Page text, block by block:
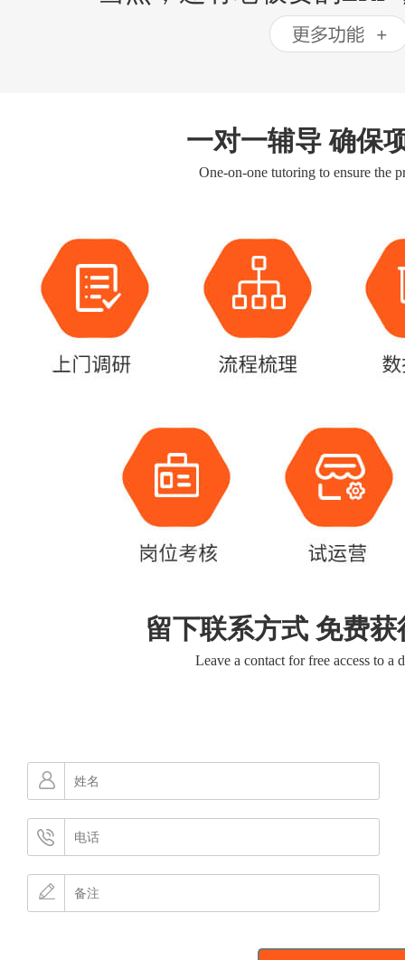
一对一辅导 确保
One-on-one tutoring to ensure the
留下联系方式 免费
Leave a contact for free access to a